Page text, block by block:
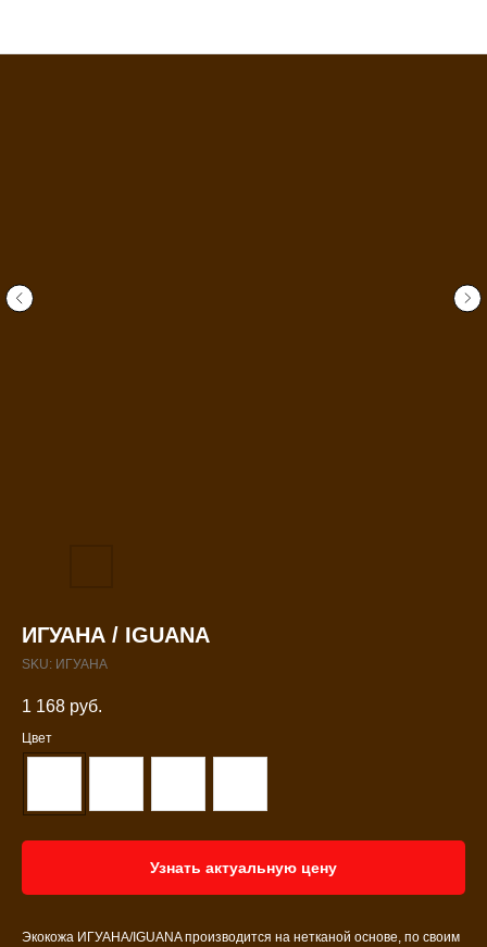
ИГУАНА / IGUANA
SKU: ИГУАНА
1 168 руб.
Цвет
Узнать актуальную цену
Экокожа ИГУАНА/IGUANA производится на нетканой основе, по своим